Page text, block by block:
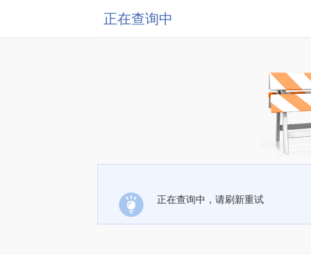
正在查询中
正在查询中，请刷新重试